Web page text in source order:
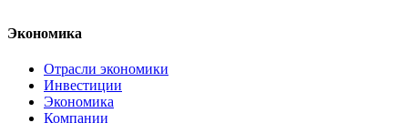
Экономика
Отрасли экономики
Инвестиции
Экономика
Компании